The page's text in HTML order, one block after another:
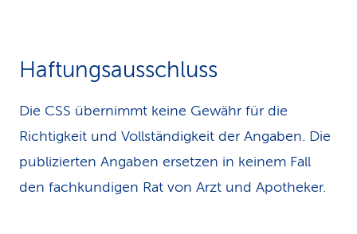
Haftungsausschluss
Die CSS übernimmt keine Gewähr für die
Richtigkeit und Vollständigkeit der Angaben. Die
publizierten Angaben ersetzen in keinem Fall
den fachkundigen Rat von Arzt und Apotheker.